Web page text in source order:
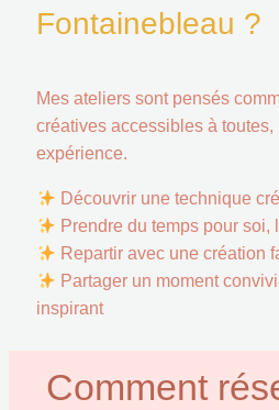
Fontainebleau ?
Mes ateliers sont pensés
créatives accessibles à toutes,
expérience.
Découvrir une technique
Prendre du temps pour soi,
Repartir avec une création
Partager un moment
inspirant
Comment